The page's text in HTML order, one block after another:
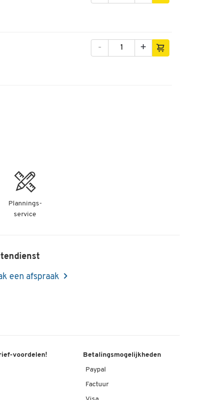
+
-
Plannings-
service
een afspraak
voordelen! Betalingsmogelijkheden
Paypal
Factuur